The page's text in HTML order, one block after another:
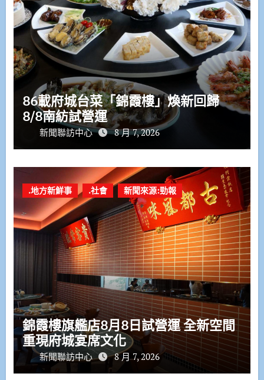
86載府城台菜「錦霞樓」煥新回歸
8/8南紡試營運
新聞聯訪中心 8 月 7, 2026
.地方新鮮事 .社會 新聞來源:勁報
錦霞樓旗艦店8月8日試營運 全新空間
重現府城宴席文化
新聞聯訪中心 8 月 7, 2026